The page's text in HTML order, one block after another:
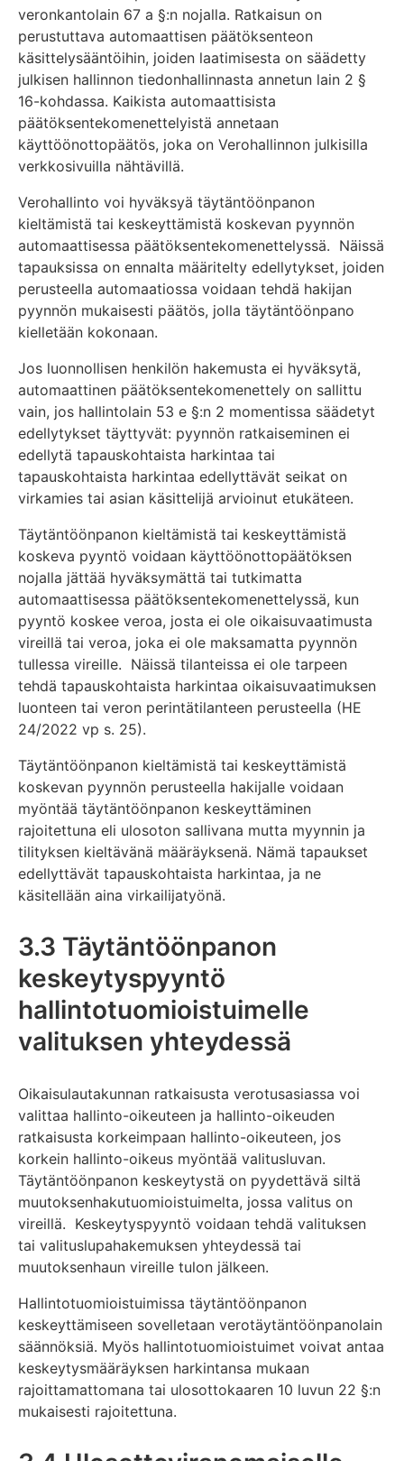
veronkantolain 67 a §:n nojalla. Ratkaisun on
perustuttava automaattisen päätöksenteon
käsittelysääntöihin, joiden laatimisesta on säädetty
julkisen hallinnon tiedonhallinnasta annetun lain 2 §
16-kohdassa. Kaikista automaattisista
päätöksentekomenettelyistä annetaan
käyttöönottopäätös, joka on Verohallinnon julkisilla
verkkosivuilla nähtävillä.
Verohallinto voi hyväksyä täytäntöönpanon
kieltämistä tai keskeyttämistä koskevan pyynnön
automaattisessa päätöksentekomenettelyssä. Näissä
tapauksissa on ennalta määritelty edellytykset, joiden
perusteella automaatiossa voidaan tehdä hakijan
pyynnön mukaisesti päätös, jolla täytäntöönpano
kielletään kokonaan.
Jos luonnollisen henkilön hakemusta ei hyväksytä,
automaattinen päätöksentekomenettely on sallittu
vain, jos hallintolain 53 e §:n 2 momentissa säädetyt
edellytykset täyttyvät: pyynnön ratkaiseminen ei
edellytä tapauskohtaista harkintaa tai
tapauskohtaista harkintaa edellyttävät seikat on
virkamies tai asian käsittelijä arvioinut etukäteen.
Täytäntöönpanon kieltämistä tai keskeyttämistä
koskeva pyyntö voidaan käyttöönottopäätöksen
nojalla jättää hyväksymättä tai tutkimatta
automaattisessa päätöksentekomenettelyssä, kun
pyyntö koskee veroa, josta ei ole oikaisuvaatimusta
vireillä tai veroa, joka ei ole maksamatta pyynnön
tullessa vireille. Näissä tilanteissa ei ole tarpeen
tehdä tapauskohtaista harkintaa oikaisuvaatimuksen
luonteen tai veron perintätilanteen perusteella (HE
24/2022 vp s. 25).
Täytäntöönpanon kieltämistä tai keskeyttämistä
koskevan pyynnön perusteella hakijalle voidaan
myöntää täytäntöönpanon keskeyttäminen
rajoitettuna eli ulosoton sallivana mutta myynnin ja
tilityksen kieltävänä määräyksenä. Nämä tapaukset
edellyttävät tapauskohtaista harkintaa, ja ne
käsitellään aina virkailijatyönä.
3.3 Täytäntöönpanon
keskeytyspyyntö
hallintotuomioistuimelle
valituksen yhteydessä
Oikaisulautakunnan ratkaisusta verotusasiassa voi
valittaa hallinto-oikeuteen ja hallinto-oikeuden
ratkaisusta korkeimpaan hallinto-oikeuteen, jos
korkein hallinto-oikeus myöntää valitusluvan.
Täytäntöönpanon keskeytystä on pyydettävä siltä
muutoksenhakutuomioistuimelta, jossa valitus on
vireillä. Keskeytyspyyntö voidaan tehdä valituksen
tai valituslupahakemuksen yhteydessä tai
muutoksenhaun vireille tulon jälkeen.
Hallintotuomioistuimissa täytäntöönpanon
keskeyttämiseen sovelletaan verotäytäntöönpanolain
säännöksiä. Myös hallintotuomioistuimet voivat antaa
keskeytysmääräyksen harkintansa mukaan
rajoittamattomana tai ulosottokaaren 10 luvun 22 §:n
mukaisesti rajoitettuna.